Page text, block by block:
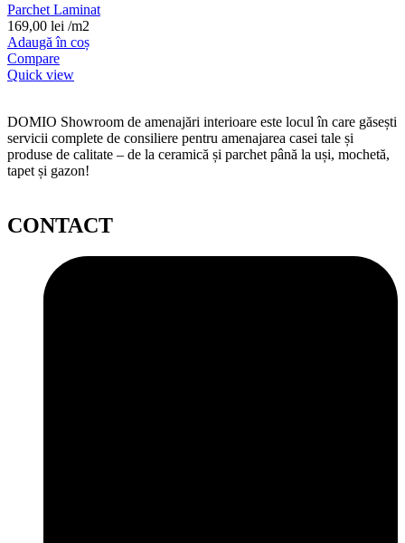
Parchet Laminat
169,00 lei /m2
Adaugă în coș
Compare
Quick view
DOMIO Showroom de amenajări interioare este locul în care găsești
servicii complete de consiliere pentru amenajarea casei tale și
produse de calitate – de la ceramică și parchet până la uși, mochetă,
tapet și gazon!
CONTACT